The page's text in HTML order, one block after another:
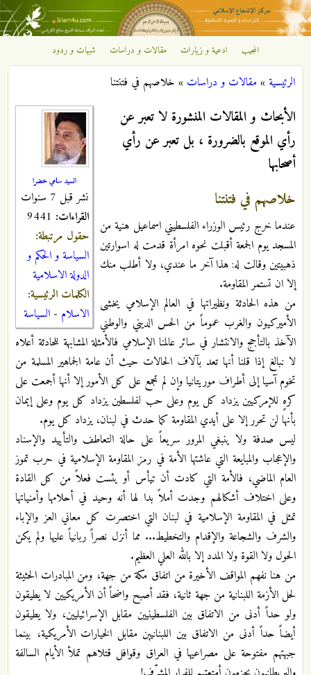
تجاوز إلى المحتوى الرئيسي
مركز
الإشعاع
الإسلامي
المجيب ادعية و زيارات مقالات و دراسات شبهات و ردود
أنت هنا
الرئيسية»مقالات و دراسات » خلاصهم في فتنتنا
السيد سامي خضرا
نشر قبل 7 سنوات
القراءات:
حقول مرتبطة:
السياسة و الحكم و
الدولة الاسلامية
الكلمات الرئيسية:
الاسلام - السياسة
الأبحاث و المقالات المنشورة لا تعبر عن
رأي الموقع بالضرورة ، بل تعبر عن رأي
أصحابها
خلاصهم في فتنتنا
عندما خرج رئيس الوزراء الفلسطيني اسماعيل هنية من
المسجد يوم الجمعة أقبلت نحوه امرأة قدمت له اسوارتين
ذهبيتين وقالت له: هذا آخر ما عندي، ولا أطلب منك
إلا ان تستمر المقاومة.‏
من هذه الحادثة ونظيراتها في العالم الإسلامي يخشى
الأميركيون والغرب عموماً من الحس الديني والوطني
الآخذ بالتأجج والانتشار في سائر عالمنا الإسلامي فالأمثلة المشابهة للحادثة أعلاه
لا نبالغ إذا قلنا أنها تعد بآلاف الحالات حيث أن عامة الجماهير المسلمة من
تخوم آسيا إلى أطراف موريتانيا وإن لم تجمع على كل الأمور إلا أنها أجمعت على
كرهٍ للإمركيين يزداد كل يوم وعلى حب لفلسطين يزداد كل يوم وعلى إيمان
بأنها لن تحرر إلا على أيدي المقاومة كما حدث في لبنان، يزداد كل يوم.‏
ليس صدفة ولا ينبغي المرور سريعاً على حالة التعاطف والتأييد والإسناد
والإعجاب والمبايعة التي عاشتها الأمة في رمز المقاومة الإسلامية في حرب تموز
العام الماضي، فالأمة التي كادت أن تيأس أو يئست فعلاً من كل القادة
وعلى اختلاف أشكالهم وجدت أملاً بدا لها أنه وحيد في أحلامها وأمنياتها
تمثل في المقاومة الإسلامية في لبنان التي اختصرت كل معاني العز والإباء
والشرف والشجاعة والإقدام والتخطيط... مما أنزل نصراً ربانياً عليها ولم يكن
الحول ولا القوة ولا المدد إلا بالله العلي العظيم.‏
من هنا نفهم المواقف الأخيرة من اتفاق مكة من جهة، ومن المبادرات الحثيثة
لحل الأزمة اللبنانية من جهة ثانية، فقد أصبح واضحاً أن الأمريكيين لا يطيقون
ولو حداً أدنى من الاتفاق بين الفلسطينيين مقابل الإسرائيليين، ولا يطيقون
أيضاً حداً أدنى من الاتفاق بين اللبنانيين مقابل الخيارات الأمريكية، بينما
جبهتهم مفتوحة على مصراعيها في العراق وقوافل قتلاهم تملأ الأيام السالفة